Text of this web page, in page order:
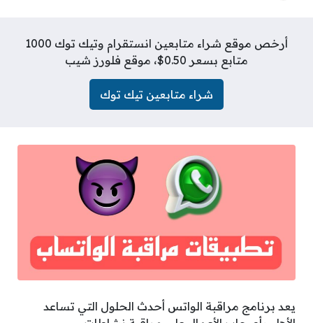
أرخص موقع شراء متابعين انستقرام وتيك توك 1000
متابع بسعر 0.50$، موقع فلورز شيب
شراء متابعين تيك توك
يعد برنامج مراقبة الواتس أحدث الحلول التي تساعد